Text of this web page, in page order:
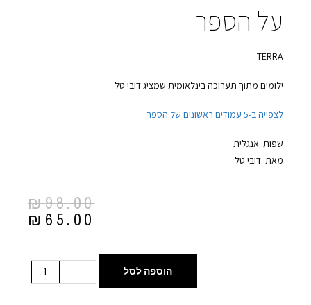
על הספר
TERRA
ילומים מתוך תערוכה בינלאומית שמציג דובי טל
לצפייה ב-5 עמודים ראשונים של הספר
שפות: אנגלית
מאת: דובי טל
₪98.00
₪ 65.00
הוספה לסל